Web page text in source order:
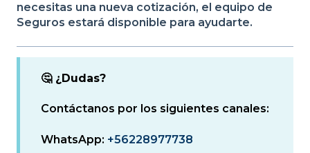
necesitas una nueva cotización, el equipo de
Seguros estará disponible para ayudarte.
🤔¿Dudas?
Contáctanos por los siguientes canales:
WhatsApp: +56228977738